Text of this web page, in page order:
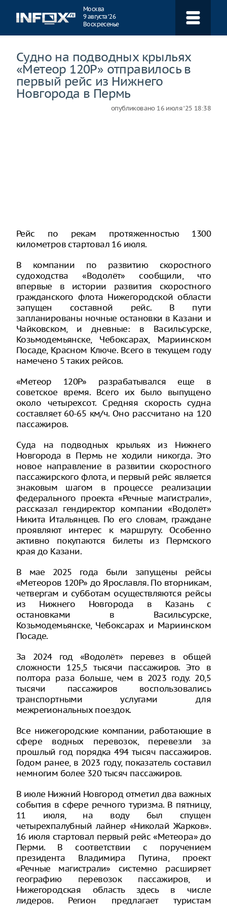
Москва
9 августа ‘26
Воскресенье
Судно на подводных крыльях
«Метеор 120Р» отправилось в
первый рейс из Нижнего
Новгорода в Пермь
опубликовано 16 июля ‘25 18:38
Рейс по рекам протяженностью 1300
километров стартовал 16 июля.
В компании по развитию скоростного
судоходства «Водолёт» сообщили, что
впервые в истории развития скоростного
гражданского флота Нижегородской области
запущен составной рейс. В пути
запланированы ночные остановки в Казани и
Чайковском, и дневные: в Васильсурске,
Козьмодемьянске, Чебоксарах, Мариинском
Посаде, Красном Ключе. Всего в текущем году
намечено 5 таких рейсов.
«Метеор 120Р» разрабатывался еще в
советское время. Всего их было выпущено
около четырехсот. Средняя скорость судна
составляет 60-65 км/ч. Оно рассчитано на 120
пассажиров.
Суда на подводных крыльях из Нижнего
Новгорода в Пермь не ходили никогда. Это
новое направление в развитии скоростного
пассажирского флота, и первый рейс является
знаковым шагом в процессе реализации
федерального проекта «Речные магистрали»,
рассказал гендиректор компании «Водолёт»
Никита Итальянцев. По его словам, граждане
проявляют интерес к маршруту. Особенно
активно покупаются билеты из Пермского
края до Казани.
В мае 2025 года были запущены рейсы
«Метеоров 120Р» до Ярославля. По вторникам,
четвергам и субботам осуществляются рейсы
из Нижнего Новгорода в Казань с
остановками в Васильсурске,
Козьмодемьянске, Чебоксарах и Мариинском
Посаде.
За 2024 год «Водолёт» перевез в общей
сложности 125,5 тысячи пассажиров. Это в
полтора раза больше, чем в 2023 году. 20,5
тысячи пассажиров воспользовались
транспортными услугами для
межрегиональных поездок.
Все нижегородские компании, работающие в
сфере водных перевозок, перевезли за
прошлый год порядка 494 тысяч пассажиров.
Годом ранее, в 2023 году, показатель составил
немногим более 320 тысяч пассажиров.
В июле Нижний Новгород отметил два важных
события в сфере речного туризма. В пятницу,
11 июля, на воду был спущен
четырехпалубный лайнер «Николай Жарков».
16 июля стартовал первый рейс «Метеора» до
Перми. В соответствии с поручением
президента Владимира Путина, проект
«Речные магистрали» системно расширяет
географию перевозок пассажиров, и
Нижегородская область здесь в числе
лидеров. Регион предлагает туристам